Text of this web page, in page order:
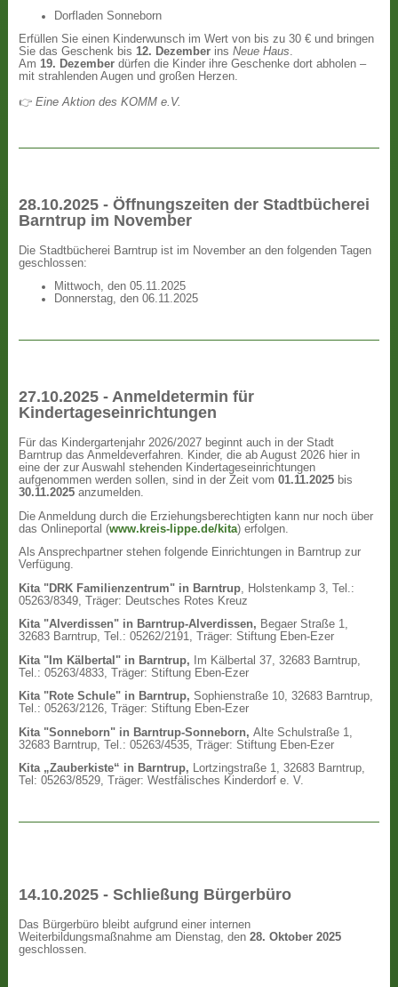
Dorfladen Sonneborn
Erfüllen Sie einen Kinderwunsch im Wert von bis zu 30 € und bringen
Sie das Geschenk bis12. Dezember insNeue Haus.
Am19. Dezember dürfen die Kinder ihre Geschenke dort abholen –
mit strahlenden Augen und großen Herzen.
👉Eine Aktion des KOMM e.V.
28.10.2025 - Öffnungszeiten der Stadtbücherei
Barntrup im November
Die Stadtbücherei Barntrup ist im November an den folgenden Tagen
geschlossen:
Mittwoch, den 05.11.2025
Donnerstag, den 06.11.2025
27.10.2025 - Anmeldetermin für
Kindertageseinrichtungen
Für das Kindergartenjahr 2026/2027 beginnt auch in der Stadt
Barntrup das Anmeldeverfahren. Kinder, die ab August 2026 hier in
eine der zur Auswahl stehenden Kindertageseinrichtungen
aufgenommen werden sollen, sind in der Zeit vom01.11.2025 bis
30.11.2025 anzumelden.
Die Anmeldung durch die Erziehungsberechtigten kann nur noch über
das Onlineportal (www.kreis-lippe.de/kita) erfolgen.
Als Ansprechpartner stehen folgende Einrichtungen in Barntrup zur
Verfügung.
Kita "DRK Familienzentrum" in Barntrup , Holstenkamp 3, Tel.:
05263/8349, Träger: Deutsches Rotes Kreuz
Kita "Alverdissen" in Barntrup-Alverdissen, Begaer Straße 1,
32683 Barntrup, Tel.: 05262/2191, Träger: Stiftung Eben-Ezer
Kita "Im Kälbertal" in Barntrup,
Im Kälbertal 37, 32683 Barntrup,
Tel.: 05263/4833, Träger: Stiftung Eben-Ezer
Kita "Rote Schule" in Barntrup, Sophienstraße 10, 32683 Barntrup,
Tel.: 05263/2126, Träger: Stiftung Eben-Ezer
Kita "Sonneborn" in Barntrup-Sonneborn, Alte Schulstraße 1,
32683 Barntrup, Tel.: 05263/4535, Träger: Stiftung Eben-Ezer
Kita „Zauberkiste“ in Barntrup, Lortzingstraße 1, 32683 Barntrup,
Tel: 05263/8529, Träger: Westfälisches Kinderdorf e. V.
14.10.2025 - Schließung Bürgerbüro
Das Bürgerbüro bleibt aufgrund einer internen
Weiterbildungsmaßnahme am Dienstag, den28. Oktober 2025
geschlossen.